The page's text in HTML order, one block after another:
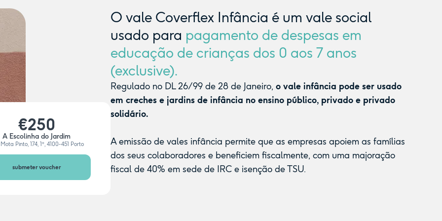
€250
A Escolinha do Jardim
Pinto, 174, 1º, 4100-451 Porto
submeter voucher
O vale Coverflex Infância é um vale social
usado para pagamento de despesas em
educação de crianças dos 0 aos 7 anos
(exclusive).
Regulado no DL 26/99 de 28 de Janeiro, o vale infância pode ser usado
em creches e jardins de infância no ensino público, privado e privado
solidário.
A emissão de vales infância permite que as empresas apoiem as famílias
dos seus colaboradores e beneficiem fiscalmente, com uma majoração
fiscal de 40% em sede de IRC e isenção de TSU.